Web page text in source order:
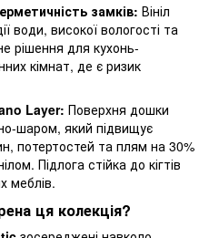
замків: Вініл
води, високої вологості та
рішення для кухонь-
кімнат, де є ризик
Layer: Поверхня дошки
шаром, який підвищує
потертостей та плям на 30%
Підлога стійка до кігтів
меблів.
ця колекція?